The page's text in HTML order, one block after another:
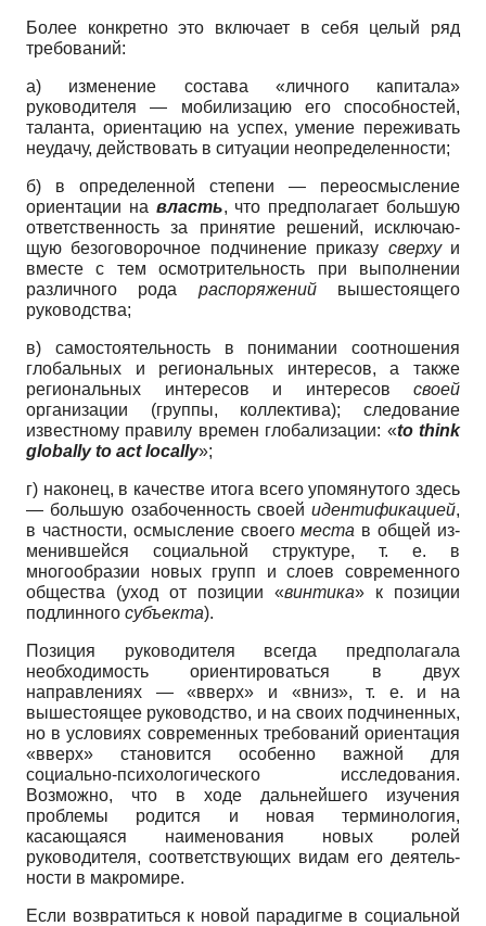
Более конкретно это включает в себя целый ряд
требований:
а) изменение состава «личного ка­питала»
руководителя — мобилизацию его способностей,
таланта, ориентацию на успех, умение переживать
неудачу, действовать в ситуации неопределен­ности;
б) в определенной степени — пере­осмысление
ориентации на власть, что предполагает большую
ответствен­ность за принятие решений, исключаю­
щую безоговорочное подчинение при­казу сверхуи
вместе с тем осмотритель­ность при выполнении
различного рода распоряженийвышестоящего
руковод­ства;
в) самостоятельность в понимании соотношения
глобальных и региональ­ных интересов, а также
региональных интересов и интересов своей
организа­ции (группы, коллектива); следование
известному правилу времен глобализа­ции: «to think
globally to act locally»;
г) наконец, в качестве итога всего упомянутого здесь
— большую озабочен­ность своей идентификацией,
в частнос­ти, осмысление своегоместа в общей из­
менившейся социальной структуре, т. е. в
многообразии новых групп и слоев со­временного
общества (уход от позиции «винтика» к позиции
подлинного субъ­екта).
Позиция руководителя всегда пред­полагала
необходимость ориентировать­ся в двух
направлениях — «вверх» и «вниз», т. е. и на
вышестоящее руковод­ство, и на своих подчиненных,
но в усло­виях современных требований ориента­ция
«вверх» становится особенно важ­ной для
социально-психологического исследования.
Возможно, что в ходе дальнейшего изучения
проблемы родит­ся и новая терминология,
касающаяся наименования новых ролей
руководите­ля, соответствующих видам его деятель­
ности в макромире.
Если возвратиться к новой парадигме в социальной